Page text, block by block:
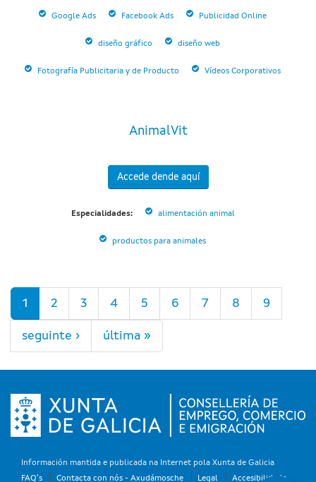
Google Ads Facebook Ads Publicidad Online
diseño gráfico diseño web
Fotografía Publicitaria y de Producto Vídeos Corporativos
AnimalVit
Accede dende aquí
Especialidades: alimentación animal
productos para animales
Páxinas
1 2 3 4 5 6 7 8 9
seguinte › última »
Información mantida e publicada na Internet pola Xunta de Galicia
FAQ's
Contacta con nós - Axudámosche Legal Accesibilidade